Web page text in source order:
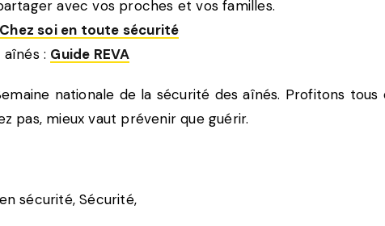
avec vos proches et vos familles.
Chez soi en toute sécurité
: Guide REVA
nationale de la sécurité des aînés. Profitons
pas, mieux vaut prévenir que guérir.